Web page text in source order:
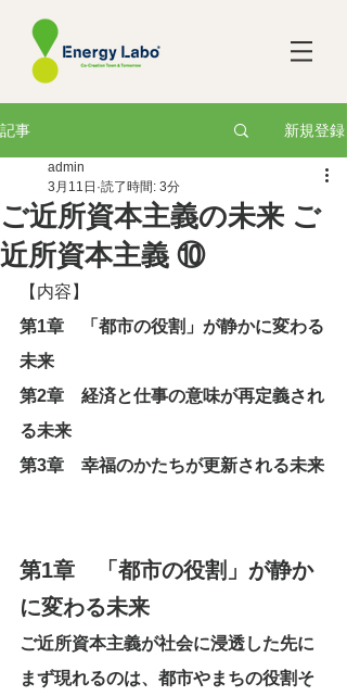
記事 新規登録
ご近所資本主義の未来 ご
近所資本主義 ⑩
admin
3月11日 読了時間: 3分
【内容】
第1章　「都市の役割」が静かに変わる
未来
第2章　経済と仕事の意味が再定義され
る未来
第3章　幸福のかたちが更新される未来
第1章　「都市の役割」が静か
に変わる未来
ご近所資本主義が社会に浸透した先に
まず現れるのは、都市やまちの役割そ